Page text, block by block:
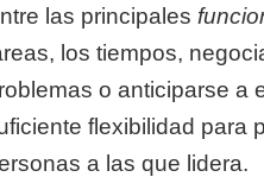
las principales
los tiempos,
o anticiparse a
flexibilidad para
a las que lidera.